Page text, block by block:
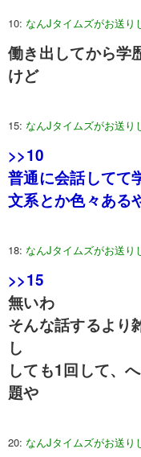
10: なんJタイムズがお送り
働き出してから学
けど
15: なんJタイムズがお送り
>>10
普通に会話してて
文系とか色々ある
18: なんJタイムズがお送り
>>15
無いわ
そんな話するより
し
しても1回して、
題や
20: なんJタイムズがお送り